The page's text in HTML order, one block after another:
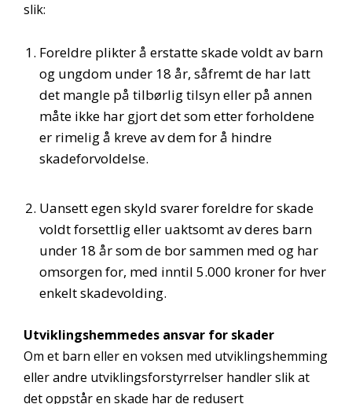
slik:
Foreldre plikter å erstatte skade voldt av barn
og ungdom under 18 år, såfremt de har latt
det mangle på tilbørlig tilsyn eller på annen
måte ikke har gjort det som etter forholdene
er rimelig å kreve av dem for å hindre
skadeforvoldelse.
Uansett egen skyld svarer foreldre for skade
voldt forsettlig eller uaktsomt av deres barn
under 18 år som de bor sammen med og har
omsorgen for, med inntil 5.000 kroner for hver
enkelt skadevolding.
Utviklingshemmedes ansvar for skader
Om et barn eller en voksen med utviklingshemming
eller andre utviklingsforstyrrelser handler slik at
det oppstår en skade har de redusert